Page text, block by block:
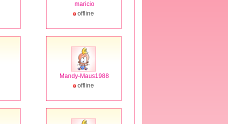
maricio
offline
Mandy-Maus1988
offline